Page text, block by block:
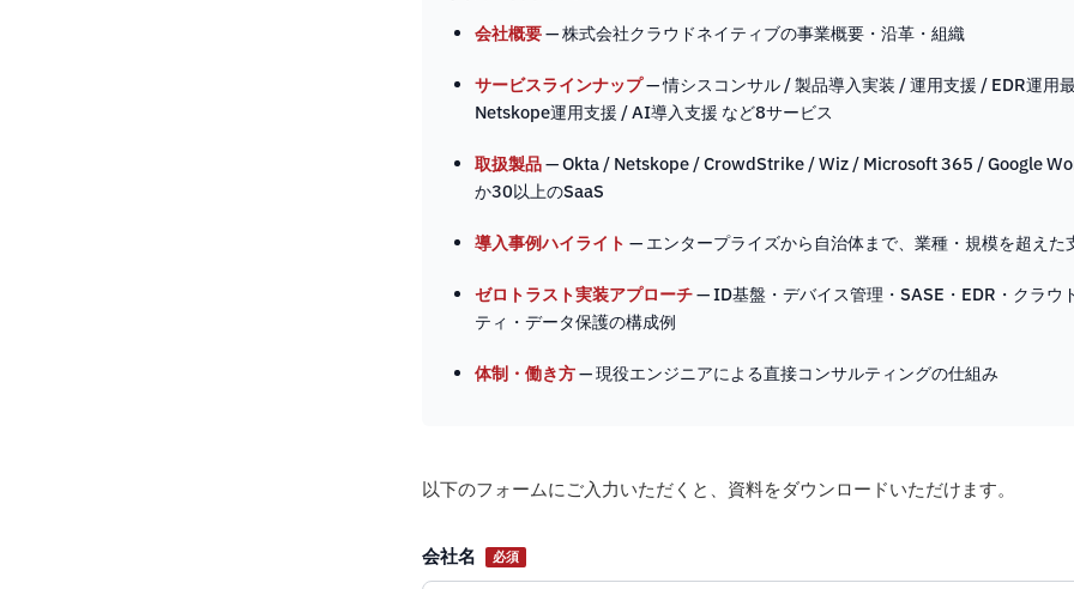
会社概要— 株式会社クラウドネイティブの事業概要・沿革・組織
サービスラインナップ— 情シスコンサル / 製品導入実装 / 運用支援 / EDR運用
Netskope運用支援 / AI導入支援 など8サービス
取扱製品— Okta / Netskope / CrowdStrike / Wiz / Microsoft 365 / Google
か30以上のSaaS
導入事例ハイライト — エンタープライズから自治体まで、業種・規模を超えた
ゼロトラスト実装アプローチ— ID基盤・デバイス管理・SASE・EDR・クラウ
ティ・データ保護の構成例
体制・働き方— 現役エンジニアによる直接コンサルティングの仕組み
以下のフォームにご入力いただくと、資料をダウンロードいただけます。
Website
会社名 必須